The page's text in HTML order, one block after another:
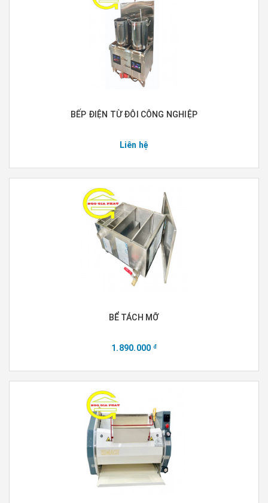
BẾP ĐIỆN TỪ ĐÔI CÔNG NGHIỆP
Liên hệ
BỂ TÁCH MỠ
1.890.000 đ